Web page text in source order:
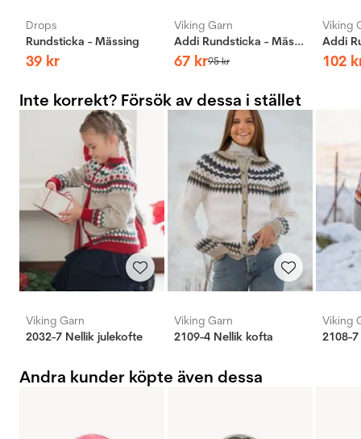
Drops
Rundsticka - Mässing
39 kr
Viking Garn
Addi Rundsticka - Mässing
67 kr95kr
Viking
102
Inte korrekt? Försök av dessa i stället
Viking Garn
2032-7 Nellik julekofte
Viking Garn
2109-4 Nellik kofta
Viking
2108-
Andra kunder köpte även dessa